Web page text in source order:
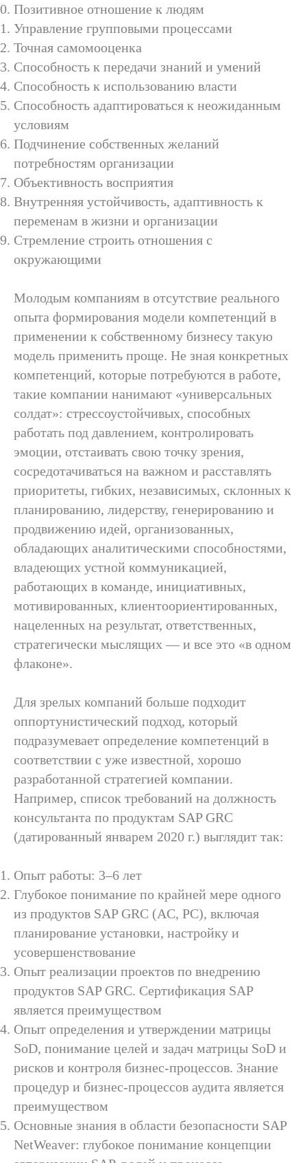
Позитивное отношение к людям
Управление групповыми процессами
Точная самомооценка
Способность к передачи знаний и умений
Способность к использованию власти
Способность адаптироваться к неожиданным
условиям
Подчинение собственных желаний
потребностям организации
Объективность восприятия
Внутренняя устойчивость, адаптивность к
переменам в жизни и организации
Стремление строить отношения с
окружающими
Молодым компаниям в отсутствие реального
опыта формирования модели компетенций в
применении к собственному бизнесу такую
модель применить проще. Не зная конкретных
компетенций, которые потребуются в работе,
такие компании нанимают «универсальных
солдат»: стрессоустойчивых, способных
работать под давлением, контролировать
эмоции, отстаивать свою точку зрения,
сосредотачиваться на важном и расставлять
приоритеты, гибких, независимых, склонных к
планированию, лидерству, генерированию и
продвижению идей, организованных,
обладающих аналитическими способностями,
владеющих устной коммуникацией,
работающих в команде, инициативных,
мотивированных, клиентоориентированных,
нацеленных на результат, ответственных,
стратегически мыслящих — и все это «в одном
флаконе».
Для зрелых компаний больше подходит
оппортунистический подход, который
подразумевает определение компетенций в
соответствии с уже известной, хорошо
разработанной стратегией компании.
Например, список требований на должность
консультанта по продуктам SAP GRC
(датированный январем 2020 г.) выглядит так:
Опыт работы: 3–6 лет
Глубокое понимание по крайней мере одного
из продуктов SAP GRC (AC, PC), включая
планирование установки, настройку и
усовершенствование
Опыт реализации проектов по внедрению
продуктов SAP GRC. Сертификация SAP
является преимуществом
Опыт определения и утверждении матрицы
SoD, понимание целей и задач матрицы SoD и
рисков и контроля бизнес-процессов. Знание
процедур и бизнес-процессов аудита является
преимуществом
Основные знания в области безопасности SAP
NetWeaver: глубокое понимание концепции